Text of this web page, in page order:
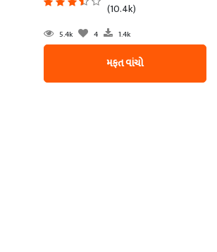
(10.4k)
5.4k 4 1.4k
મફત વાંચો